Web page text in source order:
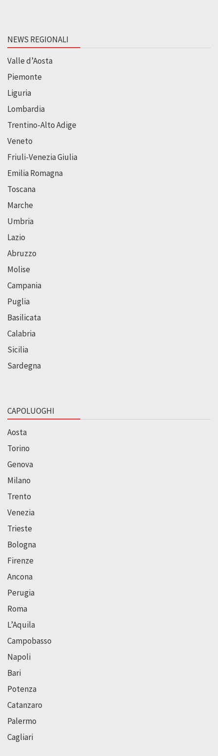
NEWS REGIONALI
Valle d’Aosta
Piemonte
Liguria
Lombardia
Trentino-Alto Adige
Veneto
Friuli-Venezia Giulia
Emilia Romagna
Toscana
Marche
Umbria
Lazio
Abruzzo
Molise
Campania
Puglia
Basilicata
Calabria
Sicilia
Sardegna
CAPOLUOGHI
Aosta
Torino
Genova
Milano
Trento
Venezia
Trieste
Bologna
Firenze
Ancona
Perugia
Roma
L’Aquila
Campobasso
Napoli
Bari
Potenza
Catanzaro
Palermo
Cagliari